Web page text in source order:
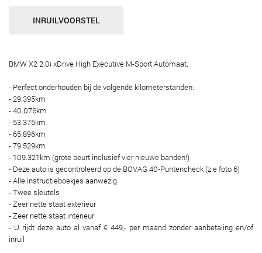
INRUILVOORSTEL
BMW X2 2.0i xDrive High Executive M-Sport Automaat.
- Perfect onderhouden bij de volgende kilometerstanden:
- 29.395km
- 40.076km
- 53.375km
- 65.896km
- 79.529km
- 109.321km (grote beurt inclusief vier nieuwe banden!)
- Deze auto is gecontroleerd op de BOVAG 40-Puntencheck (zie foto 6)
- Alle instructieboekjes aanwezig
- Twee sleutels
- Zeer nette staat exterieur
- Zeer nette staat interieur
- U rijdt deze auto al vanaf € 449,- per maand zonder aanbetaling en/of
inruil